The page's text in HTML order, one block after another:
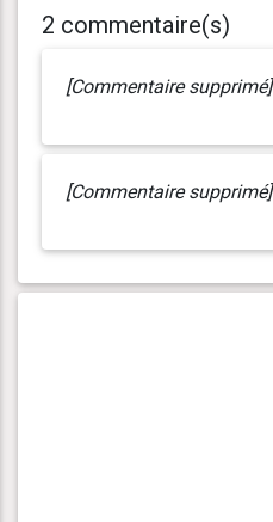
2 commentaire(s)
[Commentaire supprimé]
[Commentaire supprimé]